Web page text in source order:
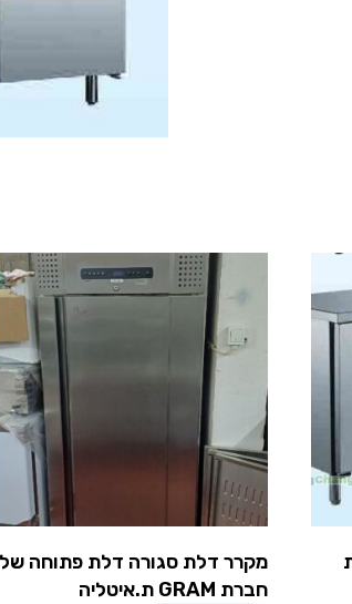
מקרר דלת סגורה דלת פתוחה של
חברת GRAM ת.איטליה